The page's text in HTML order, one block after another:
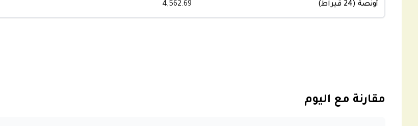
أونصة (24 قيراط) 4,562.69
مقارنة مع اليوم